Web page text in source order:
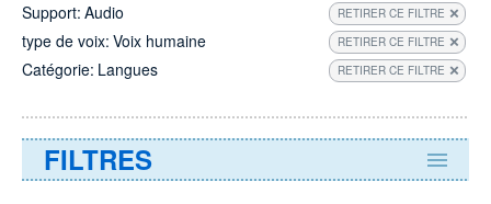
Support: Audio RETIRER CE FILTRE
type de voix: Voix humaine RETIRER CE FILTRE
Catégorie: Langues RETIRER CE FILTRE
FILTRES